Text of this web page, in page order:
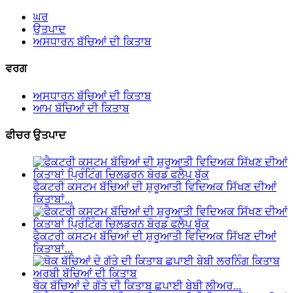
ਘਰ
ਉਤਪਾਦ
ਅਸਧਾਰਨ ਬੱਚਿਆਂ ਦੀ ਕਿਤਾਬ
ਵਰਗ
ਅਸਧਾਰਨ ਬੱਚਿਆਂ ਦੀ ਕਿਤਾਬ
ਆਮ ਬੱਚਿਆਂ ਦੀ ਕਿਤਾਬ
ਫੀਚਰ ਉਤਪਾਦ
ਫੈਕਟਰੀ ਕਸਟਮ ਬੱਚਿਆਂ ਦੀ ਸ਼ੁਰੂਆਤੀ ਵਿਦਿਅਕ ਸਿੱਖਣ ਦੀਆਂ
ਕਿਤਾਬਾਂ...
ਫੈਕਟਰੀ ਕਸਟਮ ਬੱਚਿਆਂ ਦੀ ਸ਼ੁਰੂਆਤੀ ਵਿਦਿਅਕ ਸਿੱਖਣ ਦੀਆਂ
ਕਿਤਾਬਾਂ...
ਥੋਕ ਬੱਚਿਆਂ ਦੇ ਗੱਤੇ ਦੀ ਕਿਤਾਬ ਛਪਾਈ ਬੇਬੀ ਲੀਅਰ...